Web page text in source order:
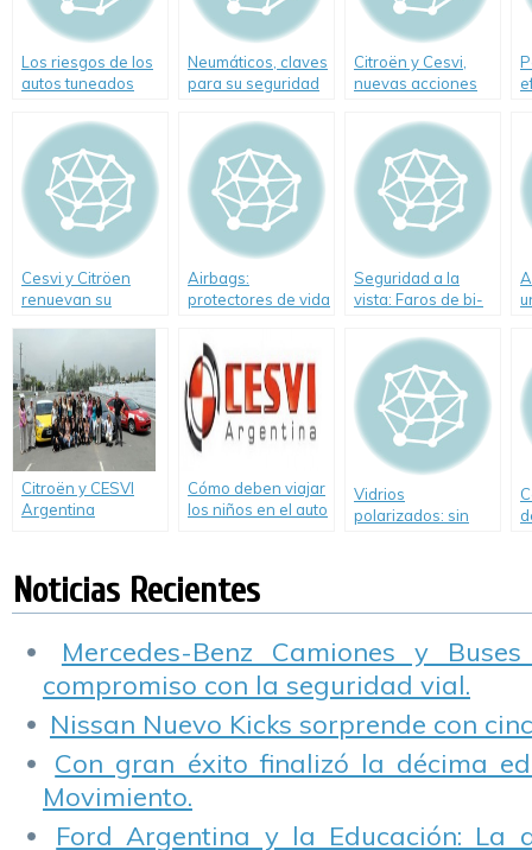
Los riesgos de los
autos tuneados
Neumáticos, claves
para su seguridad
Citroën y Cesvi,
nuevas acciones
cambio vial
Cesvi y Citröen
renuevan su
prevención vial
Airbags:
protectores de vida
Seguridad a la
vista: Faros de bi-
direccionales.
Citroën y CESVI
Argentina
Hombres vs.
Mujeres al volante
y brindan los
manejo y
recomendaciones
para salir a la ruta
los próximos fines
de semana largos.
Cómo deben viajar
los niños en el auto
Vidrios
polarizados: sin
Noticias Recientes
Mercedes-Benz Camiones y
compromiso con la seguridad vial.
Nissan Nuevo Kicks sorprende con
Con gran éxito finalizó la décima
Movimiento.
Ford Argentina y la Educación: La